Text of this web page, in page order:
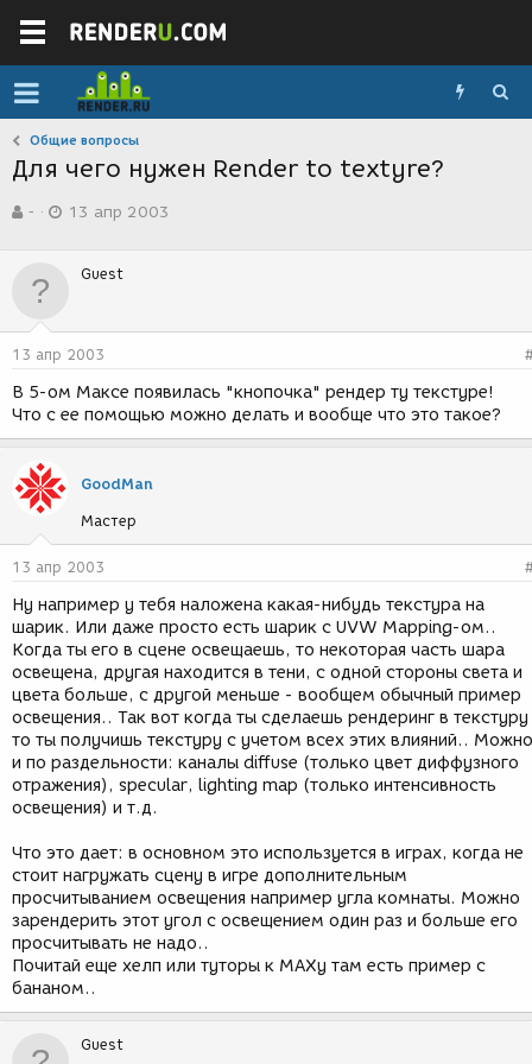
Общие вопросы
Для чего нужен Render to textyre?
в
р
м
-
а
д
н
и
13 апр 2003
Guest
13 апр 2003
В 5-ом Максе появилась "кнопочка" рендер ту текстуре!
Что с ее помощью можно делать и вообще что это такое?
GoodMan
Мастер
13 апр 2003
Ну например у тебя наложена какая-нибудь текстура на
шарик. Или даже просто есть шарик с UVW Mapping-ом..
Когда ты его в сцене освещаешь, то некоторая часть шара
освещена, другая находится в тени, с одной стороны света и
цвета больше, с другой меньше - вообщем обычный пример
освещения.. Так вот когда ты сделаешь рендеринг в
то ты получишь текстуру с учетом всех этих влияний.. Можно
и по раздельности: каналы diffuse (только цвет диффузного
отражения), specular, lighting map (только интенсивность
освещения) и т.д.
Что это дает: в основном это используется в играх, когда не
стоит нагружать сцену в игре дополнительным
просчитыванием освещения например угла комнаты. Можно
зарендерить этот угол с освещением один раз и больше его
просчитывать не надо..
Почитай еще хелп или туторы к МАХу там есть пример с
бананом..
Guest